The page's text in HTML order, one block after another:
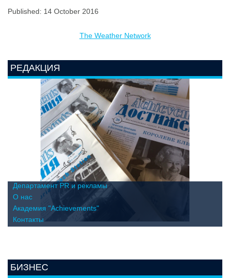
Published: 14 October 2016
The Weather Network
РЕДАКЦИЯ
Департамент PR и рекламы
О нас
Академия "Achievements"
Контакты
БИЗНЕС